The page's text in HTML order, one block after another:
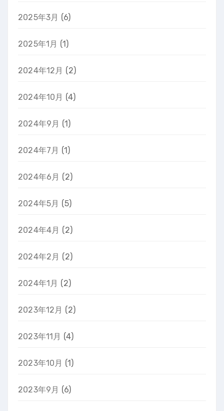
2025年3月 (6)
2025年1月 (1)
2024年12月 (2)
2024年10月 (4)
2024年9月 (1)
2024年7月 (1)
2024年6月 (2)
2024年5月 (5)
2024年4月 (2)
2024年2月 (2)
2024年1月 (2)
2023年12月 (2)
2023年11月 (4)
2023年10月 (1)
2023年9月 (6)